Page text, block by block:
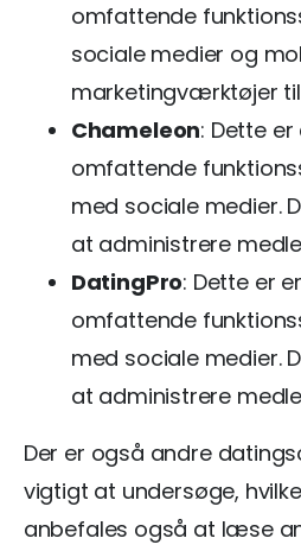
omfattende
sociale medier og
marketingværktøjer
Chameleon: Dette
omfattende
med sociale medier.
at administrere
DatingPro: Dette er
omfattende
med sociale medier.
at administrere
Der er også andre
vigtigt at undersøge,
anbefales også at læse